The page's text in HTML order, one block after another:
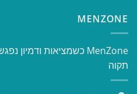
MENZONE
תקוה